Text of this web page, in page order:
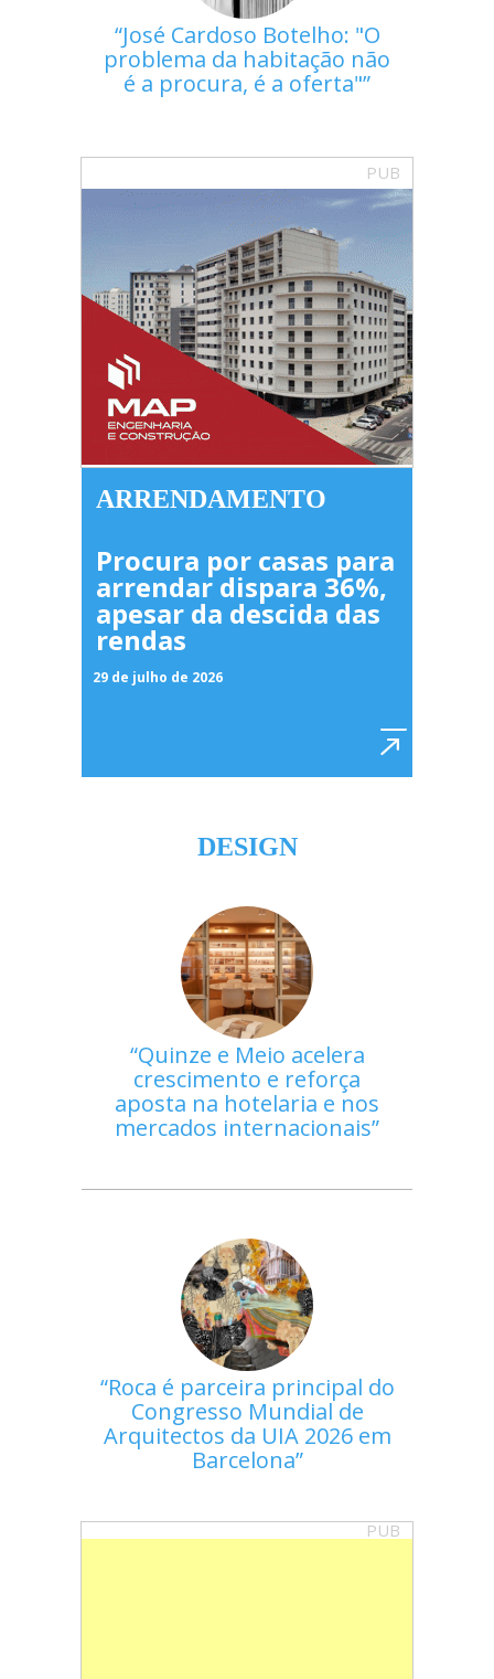
José Cardoso Botelho: "O
problema da habitação não
é a procura, é a oferta"
PUB
ARRENDAMENTO
Procura por casas para
arrendar dispara 36%,
apesar da descida das
rendas
29 de julho de 2026
DESIGN
Quinze e Meio acelera
crescimento e reforça
aposta na hotelaria e nos
mercados internacionais
Roca é parceira principal do
Congresso Mundial de
Arquitectos da UIA 2026 em
Barcelona
PUB